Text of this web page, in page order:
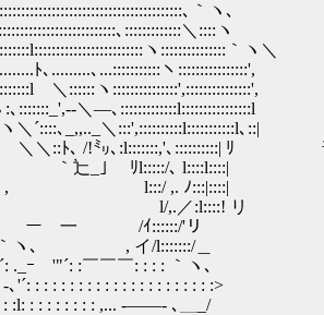
､｀ヽ､
､:::::::::::::＼::::ヽ
ヽ:::::::::::::::｀ヽ＼
ﾄ､.........､...:::::::::::ヽ::::::::::::::::',
＼::::::ヽ:::::::::::::::',:::::::::::::::',
:::::::_',-‐＼―､:::::::::::::l::::::::::::::::l
＼´::::､_,,.._＼:::',::::::::::l:::::::::::l､
＼＼::ﾄ､ /!㍉､:l:::::::,'､::::::::::| ﾘ 普
辷_｣ ﾘl:::::/､ l::::l::::|
ﾉ:::|::::| 訳が分からない
:l::::! リ
/ｲ::::::/'リ
イ/l:::::::/＿
:￣￣￣: : : : ｀ヽ､
: : : : : : : : : : : : : : : : : :>
: : : : ,... -――- ､＿_/